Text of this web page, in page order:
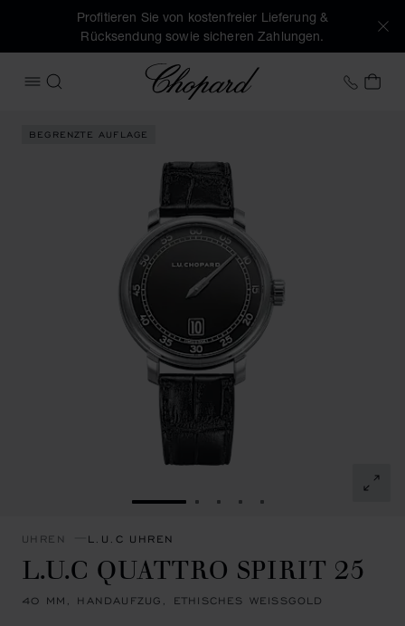
Profitieren Sie von kostenfreier Lieferung &
Rücksendung sowie sicheren Zahlungen.
MENÜ ÖFFNEN
SUCHEN
Chopard +49
ZUR FOLIE GEHEN 1
ZUR FOLIE GEHEN 2
ZUR FOLIE GEHEN 3
ZUR FOLIE GEHEN 4
ZUR FOLIE GEHEN
BEGRENZTE AUFLAGE
UHREN L.U.C UHREN
L.U.C QUATTRO SPIRIT 25
40 MM, HANDAUFZUG, ETHISCHES WEISSGOLD